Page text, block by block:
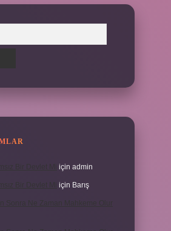
için admin
için Barış